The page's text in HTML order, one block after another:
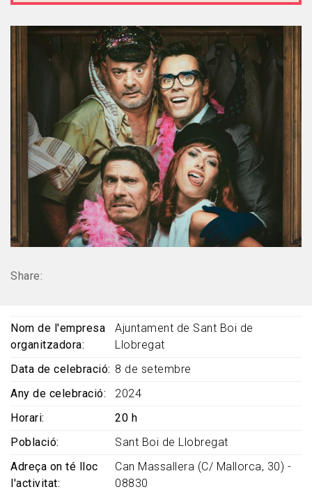
Share:
Nom de l'empresa
organitzadora
Ajuntament de Sant Boi de
Llobregat
Data de celebració 8 de setembre
Any de celebració
2024
Horari
20 h
Població
Sant Boi de Llobregat
Adreça on té lloc
l'activitat
Can Massallera (C/ Mallorca, 30) -
08830